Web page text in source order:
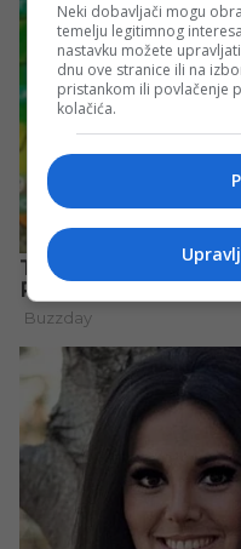
Neki dobavljači mogu
temelju legitimnog
nastavku možete
dnu ove stranice ili na
pristankom ili povlačenje
kolačića.